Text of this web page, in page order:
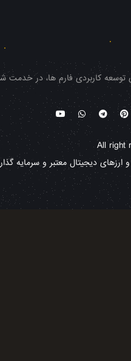
کاربردی فارم ها، در خدمت شما
دیجیتال معتبر و سرمایه